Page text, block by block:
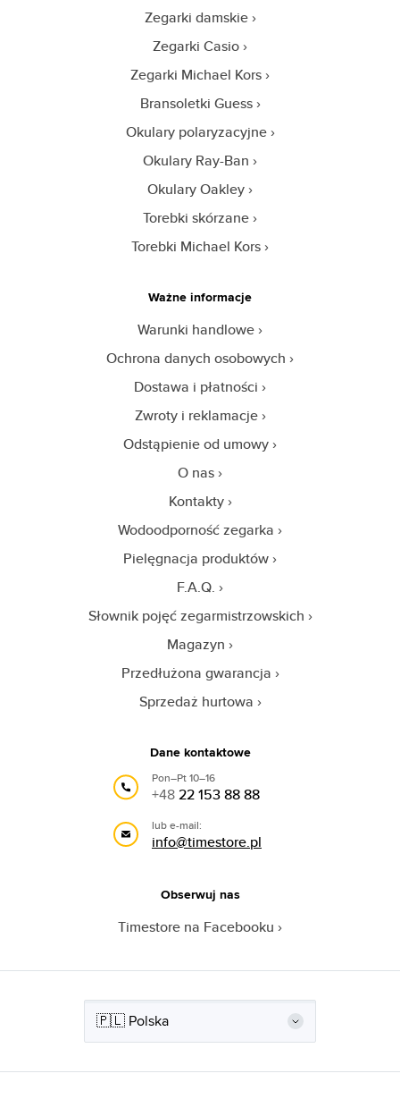
Zegarki damskie
Zegarki Casio
Zegarki Michael Kors
Bransoletki Guess
Okulary polaryzacyjne
Okulary Ray-Ban
Okulary Oakley
Torebki skórzane
Torebki Michael Kors
Ważne informacje
Warunki handlowe
Ochrona danych osobowych
Dostawa i płatności
Zwroty i reklamacje
Odstąpienie od umowy
O nas
Kontakty
Wodoodporność zegarka
Pielęgnacja produktów
F.A.Q.
Słownik pojęć zegarmistrzowskich
Magazyn
Przedłużona gwarancja
Sprzedaż hurtowa
Dane kontaktowe
Pon–Pt 10–16
+4822 153 88 88
lub e-mail:
info@timestore.pl
Obserwuj nas
Timestore na Facebooku